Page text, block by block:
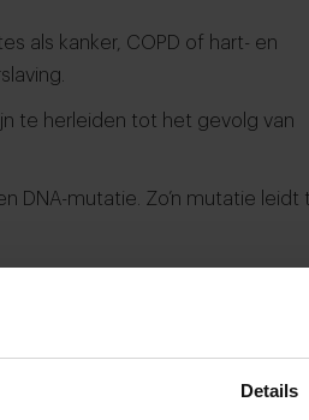
Details
als kanker, COPD of hart- en
te herleiden tot het gevolg van
DNA-mutatie. Zo’n mutatie leidt
dan niet-rokers. Een kwart van de
andere je hart, je longen, je
Ook de meest voorkomende